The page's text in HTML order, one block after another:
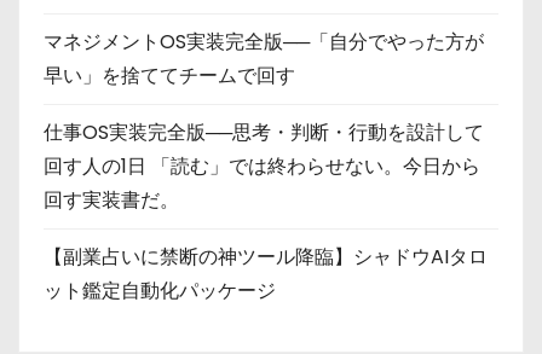
マネジメントOS実装完全版──「自分でやった方が
早い」を捨ててチームで回す
仕事OS実装完全版──思考・判断・行動を設計して
回す人の1日 「読む」では終わらせない。今日から
回す実装書だ。
【副業占いに禁断の神ツール降臨】シャドウAIタロ
ット鑑定自動化パッケージ